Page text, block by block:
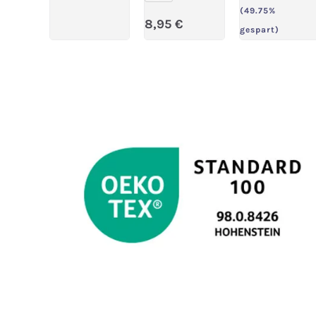
Regulärer Preis:
8,95 €
(49.75%
gespart)